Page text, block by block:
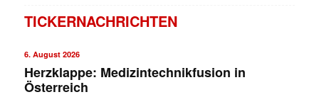
TICKERNACHRICHTEN
6. August 2026
Herzklappe: Medizintechnikfusion in
Österreich